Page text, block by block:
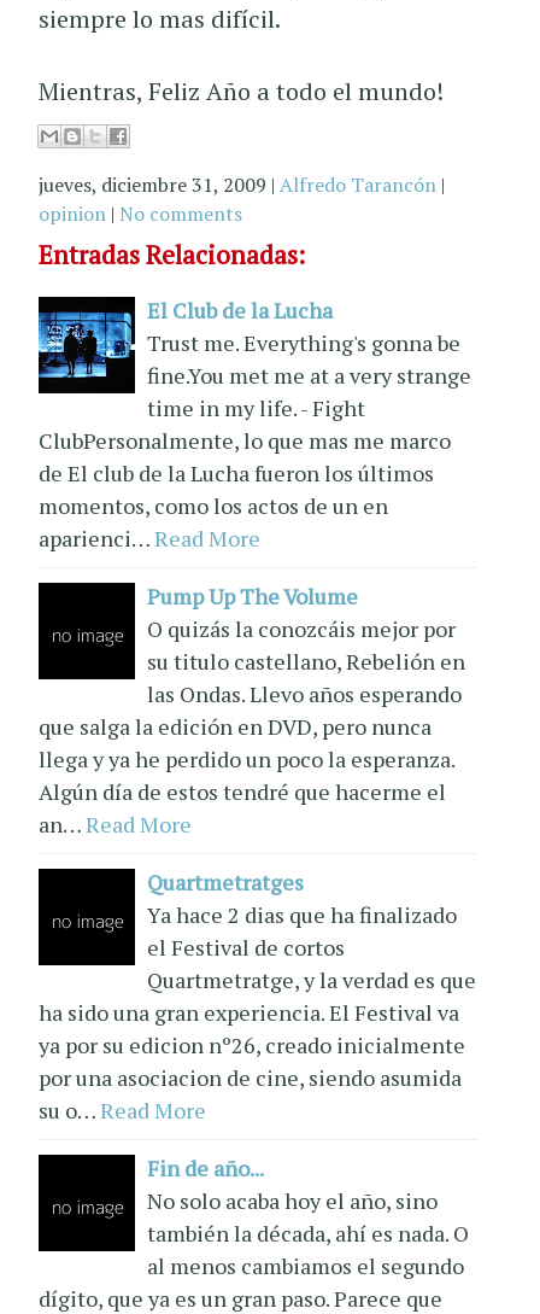
siempre lo mas difícil.
Mientras, Feliz Año a todo el mundo!
jueves, diciembre 31, 2009 |Alfredo Tarancón |
opinion | No comments
Entradas Relacionadas:
El Club de la Lucha
Trust me. Everything's gonna be
fine.You met me at a very strange
time in my life. - Fight
ClubPersonalmente, lo que mas me marco
de El club de la Lucha fueron los últimos
momentos, como los actos de un en
aparienci…Read More
Pump Up The Volume
O quizás la conozcáis mejor por
su titulo castellano, Rebelión en
las Ondas. Llevo años esperando
que salga la edición en DVD, pero nunca
llega y ya he perdido un poco la esperanza.
Algún día de estos tendré que hacerme el
an…Read More
Quartmetratges
Ya hace 2 dias que ha finalizado
el Festival de cortos
Quartmetratge, y la verdad es que
ha sido una gran experiencia. El Festival va
ya por su edicion nº26, creado inicialmente
por una asociacion de cine, siendo asumida
su o…Read More
Fin de año...
No solo acaba hoy el año, sino
también la década, ahí es nada. O
al menos cambiamos el segundo
dígito, que ya es un gran paso. Parece que